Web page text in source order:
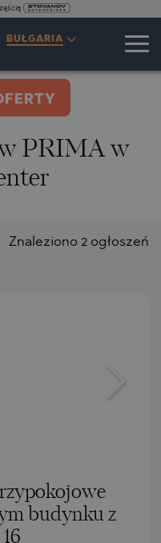
BUŁGARIA
PRIMA w
Znaleziono 2 ogłoszeń
budynku z